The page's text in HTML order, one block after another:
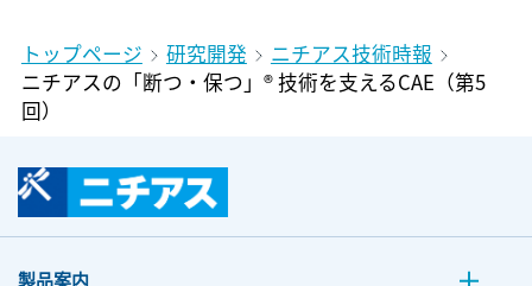
トップページ 研究開発
ニチアス技術時報
ニチアスの「断つ・保つ」® 技術を支えるCAE（第5
回）
製品案内